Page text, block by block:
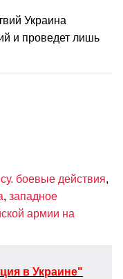
Украина
и проведет лишь
боевые действия,
, западное
армии на
в Украине"